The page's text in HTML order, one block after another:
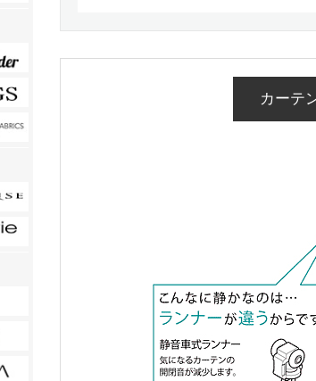
カーテ